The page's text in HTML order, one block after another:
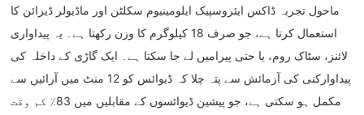
ماحول تجربہ ڈاکس ایئروسپیک ایلومینیوم سکلٹن اور ماڈیولر ڈیزائن کا
استعمال کرتا ہے، جو صرف 18 کیلوگرم کا وزن رکھتا ہے۔ یہ پیداواری
لائنز، سٹاک روم، یا حتی پیرامیں لے جا سکتا ہے۔ ایک گاڑی کے داخلہ کی
پیداوارکنی کی آزمائش سے پتہ چلا کہ ڈیوائس کو 12 منٹ میں آرائیں سے
مکمل ہو سکتی ہے، جو پیشین ڈیوائسوں کے مقابلیں میں 83٪ کم وقت